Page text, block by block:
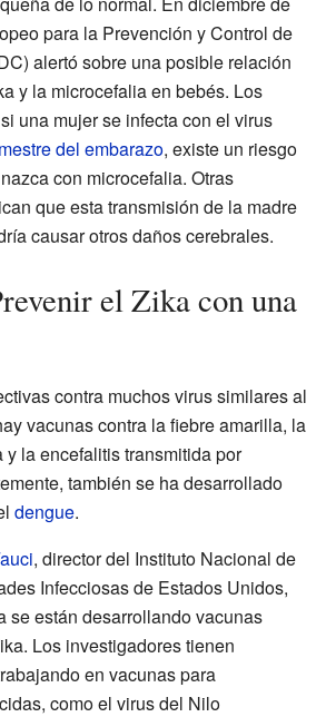
para la Prevención y Control de
alertó sobre una posible relación
y la microcefalia en bebés. Los
una mujer se infecta con el virus
del embarazo, existe un riesgo
con microcefalia. Otras
que esta transmisión de la madre
causar otros daños cerebrales.
el Zika con una
contra muchos virus similares al
vacunas contra la fiebre amarilla, la
la encefalitis transmitida por
también se ha desarrollado
dengue.
, director del Instituto Nacional de
Infecciosas de Estados Unidos,
se están desarrollando vacunas
Los investigadores tienen
en vacunas para
como el virus del Nilo